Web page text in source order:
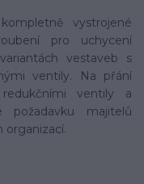
vystrojené
pro uchycení
vestaveb s
ventily. Na přání
ventily a
požadavku majitelů